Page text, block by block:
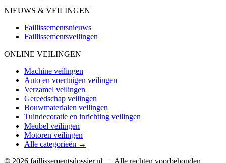
NIEUWS & VEILINGEN
Faillissementsnieuws
Faillissementsveilingen
ONLINE VEILINGEN
Machine veilingen
Auto en voertuigen veilingen
Verzamel veilingen
Gereedschap veilingen
Bouwmaterialen veilingen
Tuindecoratie en inrichting veilingen
Meubel veilingen
Motoren veilingen
Alle categorieën →
© 2026 faillissementsdossier.nl — Alle rechten voorbehouden